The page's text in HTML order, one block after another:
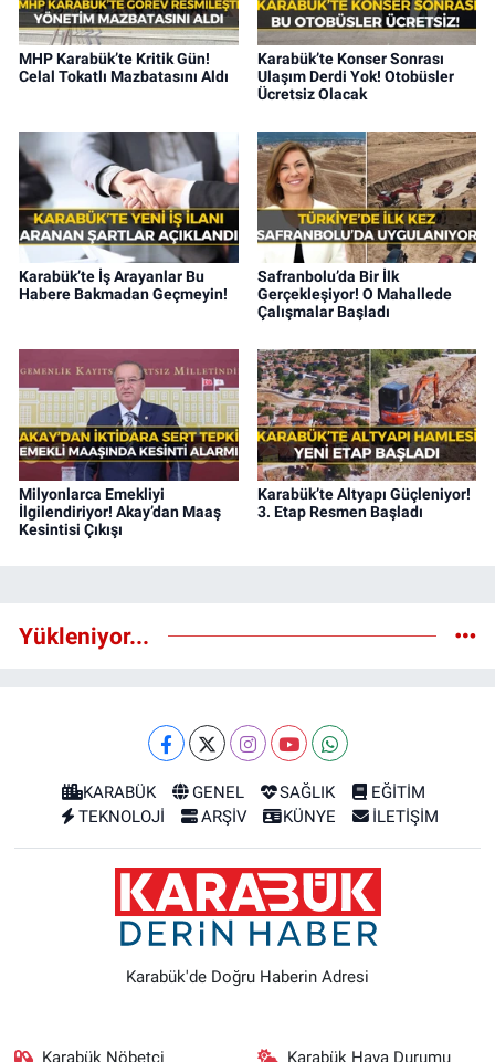
MHP Karabük’te Kritik Gün!
Celal Tokatlı Mazbatasını Aldı
Karabük’te Konser Sonrası
Ulaşım Derdi Yok! Otobüsler
Ücretsiz Olacak
Karabük’te İş Arayanlar Bu
Habere Bakmadan Geçmeyin!
Safranbolu’da Bir İlk
Gerçekleşiyor! O Mahallede
Çalışmalar Başladı
Milyonlarca Emekliyi
İlgilendiriyor! Akay’dan Maaş
Kesintisi Çıkışı
Karabük’te Altyapı Güçleniyor!
3. Etap Resmen Başladı
Yükleniyor...
KARABÜK GENEL SAĞLIK
EĞİTİM
TEKNOLOJİ
ARŞİV KÜNYE İLETİŞİM
Karabük'de Doğru Haberin Adresi
Karabük Nöbetçi Karabük Hava Durumu